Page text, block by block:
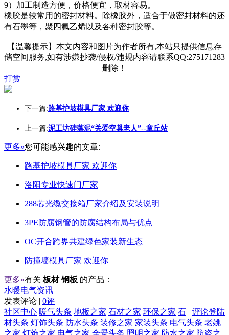
9）加工制造方便，价格便宜，取材容易。
橡胶是较常用的密封材料。除橡胶外，适合于做密封材料的还
有石墨等，聚四氟乙烯以及各种密封胶等。
【温馨提示】本文内容和图片为作者所有,本站只提供信息存
储空间服务,如有涉嫌抄袭/侵权/违规内容请联系QQ:275171283
删除！
打赏
下一篇:路基护坡模具厂家 欢迎你
上一篇:泥工坊硅藻泥“关爱空巢老人”--章丘站
更多»您可能感兴趣的文章:
路基护坡模具厂家 欢迎你
洛阳专业快速门厂家
288芯光缆交接箱厂家介绍及安装说明
3PE防腐钢管的防腐结构布局与优点
OC开合跨界共建绿色家装新生态
防撞墙模具厂家 欢迎你
更多»有关 板材 钢板 的产品：
水暖电气资讯
发表评论 | 0评
评论登陆
社区中心 暖气头条 地板之家 石材之家 环保之家 石
材头条 灯饰头条 防水头条 装修之家 家装头条 电气头条 老姚
之家 灯饰之家 电气之家 全景头条 照明之家 防水之家 防盗之